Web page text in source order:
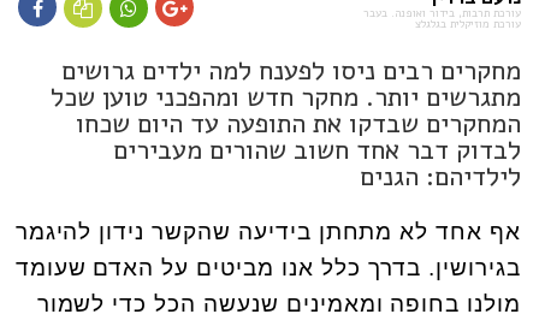
עורכת תרבות, בידור ואופנה. בעבר
עורכת מוזיקלית בגלגלצ
מחקרים רבים ניסו לפענח למה ילדים גרושים
מתגרשים יותר. מחקר חדש ומהפכני טוען שכל
המחקרים שבדקו את התופעה עד היום שכחו
לבדוק דבר אחד חשוב שהורים מעבירים
לילדיהם: הגנים
אף אחד לא מתחתן בידיעה שהקשר נידון להיגמר
בגירושין. בדרך כלל אנו מביטים על האדם שעומד
מולנו בחופה ומאמינים שנעשה הכל כדי לשמור